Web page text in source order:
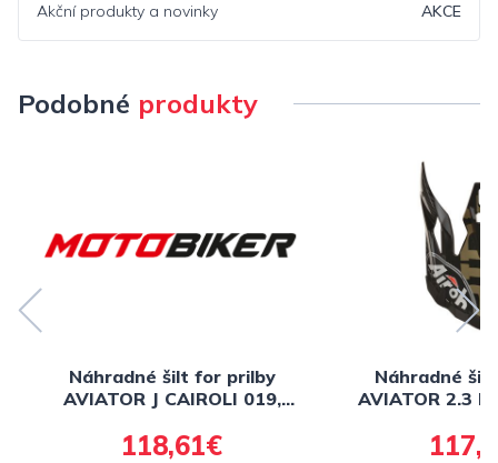
Akční produkty a novinky AKCE
Podobné produkty
Náhradné šilt for prilby
AVIATOR J CAIROLI 019,
118,61€
Náhradné
AVIATOR 2.3